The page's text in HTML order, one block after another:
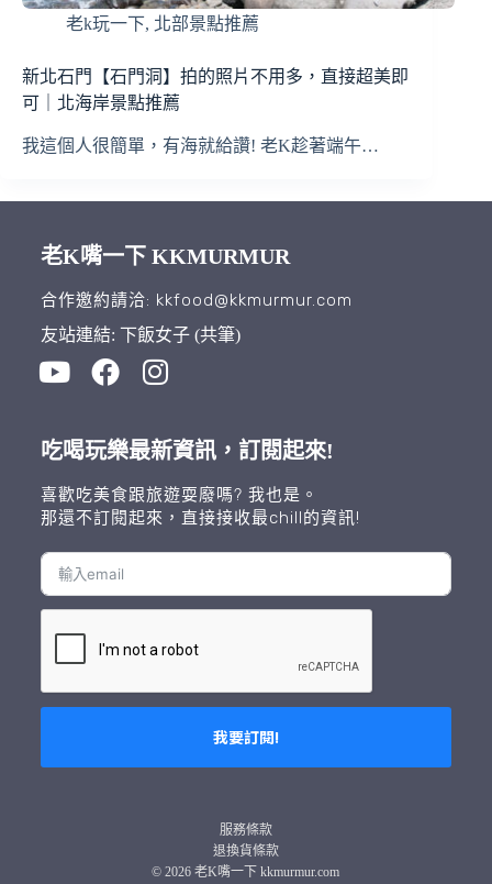
老k玩一下, 北部景點推薦
新北石門【石門洞】拍的照片不用多，直接超美即
可｜北海岸景點推薦
我這個人很簡單，有海就給讚! 老K趁著端午…
老K嘴一下 KKMURMUR
合作邀約請洽: kkfood@kkmurmur.com
友站連結: 下飯女子 (共筆)
吃喝玩樂最新資訊，訂閱起來!
喜歡吃美食跟旅遊耍廢嗎? 我也是。
那還不訂閱起來，直接接收最chill的資訊!
我要訂閱!
© 2026 老K嘴一下 kkmurmur.com
退換貨條款
服務條款